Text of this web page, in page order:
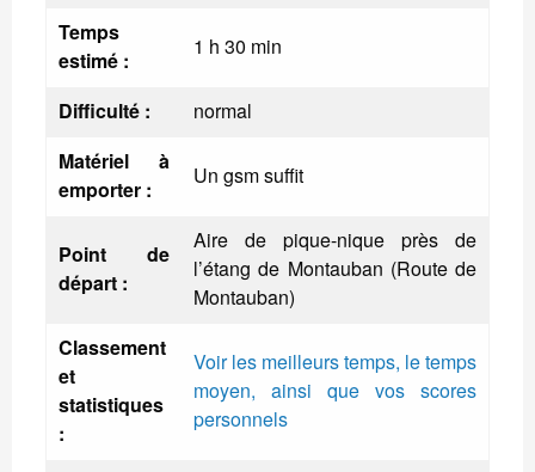
Temps
estimé :
1 h 30 min
Difficulté :
normal
Matériel à
emporter :
Un gsm suffit
Point de
départ :
Aire de pique-nique près de
l’étang de Montauban (Route de
Montauban)
Classement
et
statistiques
:
Voir les meilleurs temps, le temps
moyen, ainsi que vos scores
personnels